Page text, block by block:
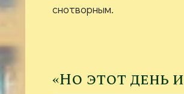
снотворным.
«Но этот день